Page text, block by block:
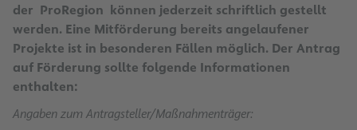
der ProRegion können jederzeit schriftlich gestellt
werden. Eine Mitförderung bereits angelaufener
Projekte ist in besonderen Fällen möglich. Der Antrag
auf Förderung sollte folgende Informationen
enthalten:
Angaben zum Antragsteller/Maßnahmenträger: